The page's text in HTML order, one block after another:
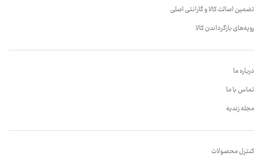
تضمین اصالت کالا و گارانتی اصلی
رویه‌های بازگرداندن کالا
درباره ما
تماس با ما
مجله زندیه
کنترل محصولات